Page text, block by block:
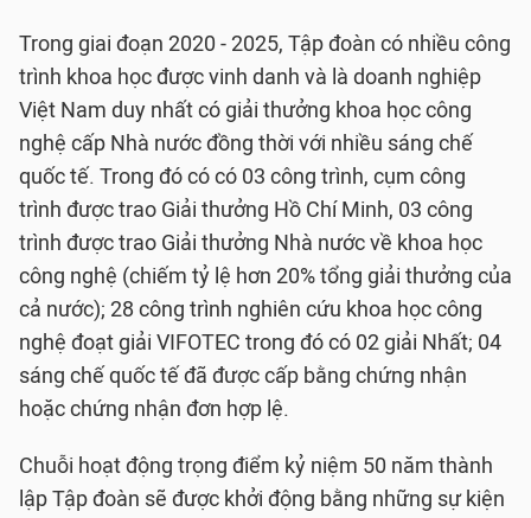
Trong giai đoạn 2020 - 2025, Tập đoàn có nhiều công
trình khoa học được vinh danh và là doanh nghiệp
Việt Nam duy nhất có giải thưởng khoa học công
nghệ cấp Nhà nước đồng thời với nhiều sáng chế
quốc tế. Trong đó có có 03 công trình, cụm công
trình được trao Giải thưởng Hồ Chí Minh, 03 công
trình được trao Giải thưởng Nhà nước về khoa học
công nghệ (chiếm tỷ lệ hơn 20% tổng giải thưởng của
cả nước); 28 công trình nghiên cứu khoa học công
nghệ đoạt giải VIFOTEC trong đó có 02 giải Nhất; 04
sáng chế quốc tế đã được cấp bằng chứng nhận
hoặc chứng nhận đơn hợp lệ.
Chuỗi hoạt động trọng điểm kỷ niệm 50 năm thành
lập Tập đoàn sẽ được khởi động bằng những sự kiện